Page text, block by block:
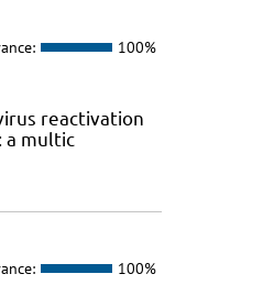
100%
reactivation
a multic
100%